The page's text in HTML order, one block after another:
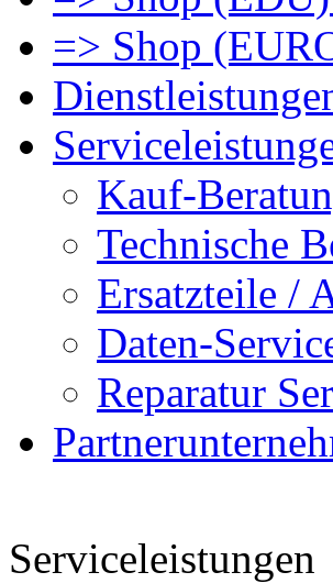
=> Shop
Kauf-
Technische
Ersatzteile /
Daten-
Reparatur
Serviceleistungen